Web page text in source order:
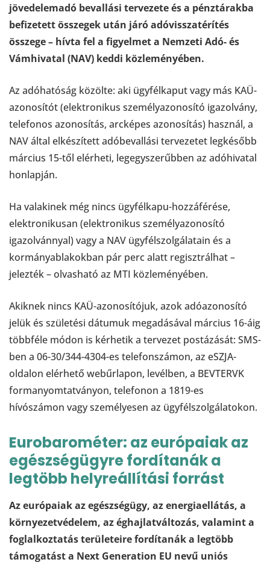
jövedelemadó bevallási tervezete és a pénztárakba
befizetett összegek után járó adóvisszatérítés
összege – hívta fel a figyelmet a Nemzeti Adó- és
Vámhivatal (NAV) keddi közleményében.
Az adóhatóság közölte: aki ügyfélkaput vagy más KAÜ-
azonosítót (elektronikus személyazonosító igazolvány,
telefonos azonosítás, arcképes azonosítás) használ, a
NAV által elkészített adóbevallási tervezetet legkésőbb
március 15-től elérheti, legegyszerűbben az adóhivatal
honlapján.
Ha valakinek még nincs ügyfélkapu-hozzáférése,
elektronikusan (elektronikus személyazonosító
igazolvánnyal) vagy a NAV ügyfélszolgálatain és a
kormányablakokban pár perc alatt regisztrálhat –
jelezték – olvasható az MTI közleményében.
Akiknek nincs KAÜ-azonosítójuk, azok adóazonosító
jelük és születési dátumuk megadásával március 16-áig
többféle módon is kérhetik a tervezet postázását: SMS-
ben a 06-30/344-4304-es telefonszámon, az eSZJA-
oldalon elérhető webűrlapon, levélben, a BEVTERVK
formanyomtatványon, telefonon a 1819-es
hívószámon vagy személyesen az ügyfélszolgálatokon.
Eurobarométer: az európaiak az
egészségügyre fordítanák a
legtöbb helyreállítási forrást
Az európaiak az egészségügy, az energiaellátás, a
környezetvédelem, az éghajlatváltozás, valamint a
foglalkoztatás területeire fordítanák a legtöbb
támogatást a Next Generation EU nevű uniós